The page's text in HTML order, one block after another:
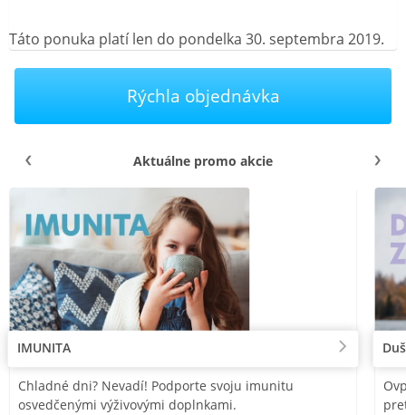
Táto ponuka platí len do pondelka 30. septembra 2019.
Rýchla objednávka
Aktuálne promo akcie
IMUNITA
Chladné dni? Nevadí! Podporte svoju imunitu
osvedčenými výživovými doplnkami.